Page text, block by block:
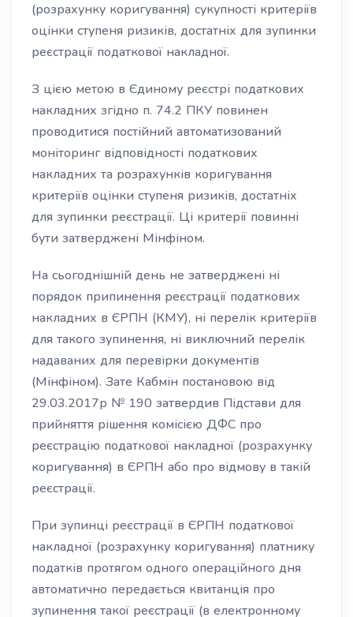
(розрахунку коригування) сукупності критеріїв
оцінки ступеня ризиків, достатніх для зупинки
реєстрації податкової накладної.
З цією метою в Єдиному реєстрі податкових
накладних згідно п. 74.2 ПКУ повинен
проводитися постійний автоматизований
моніторинг відповідності податкових
накладних та розрахунків коригування
критеріїв оцінки ступеня ризиків, достатніх
для зупинки реєстрації. Ці критерії повинні
бути затверджені Мінфіном.
На сьогоднішній день не затверджені ні
порядок припинення реєстрації податкових
накладних в ЄРПН (КМУ), ні перелік критеріїв
для такого зупинення, ні виключний перелік
надаваних для перевірки документів
(Мінфіном). Зате Кабмін постановою від
29.03.2017р № 190 затвердив Підстави для
прийняття рішення комісією ДФС про
реєстрацію податкової накладної (розрахунку
коригування) в ЄРПН або про відмову в такій
реєстрації.
При зупинці реєстрації в ЄРПН податкової
накладної (розрахунку коригування) платнику
податків протягом одного операційного дня
автоматично передається квитанція про
зупинення такої реєстрації (в електронному